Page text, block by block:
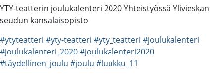
YTY-teatterin joulukalenteri 2020 Yhteistyössä Ylivieskan
seudun kansalaisopisto
#ytyteatteri #yty-teatteri #yty_teatteri #joulukalenteri
#joulukalenteri_2020#joulukalenteri2020
#täydellinen_joulu #joulu #luukku_11